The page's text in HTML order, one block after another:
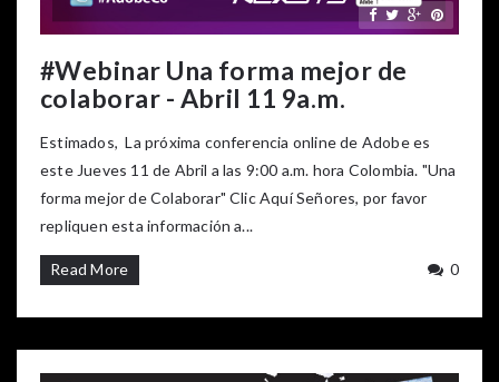
#Webinar Una forma mejor de
colaborar - Abril 11 9a.m.
Estimados, La próxima conferencia online de Adobe es
este Jueves 11 de Abril a las 9:00 a.m. hora Colombia. "Una
forma mejor de Colaborar" Clic Aquí Señores, por favor
repliquen esta información a...
Read More 0